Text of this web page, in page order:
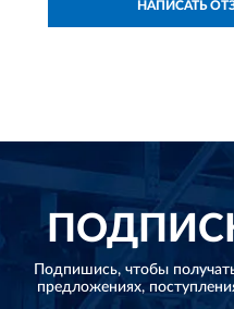
НАПИСАТЬ
Подпишись, чтобы
предложениях,